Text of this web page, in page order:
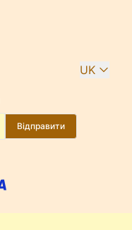
UK
Відправити